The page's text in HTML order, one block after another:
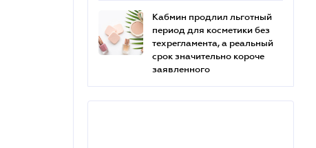
Кабмин продлил льготный
период для косметики без
техрегламента, а реальный
срок значительно короче
заявленного